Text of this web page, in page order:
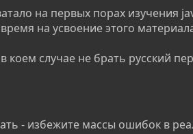
на первых порах изучения
на усвоение этого
коем случае не брать русский
- избежите массы ошибок в